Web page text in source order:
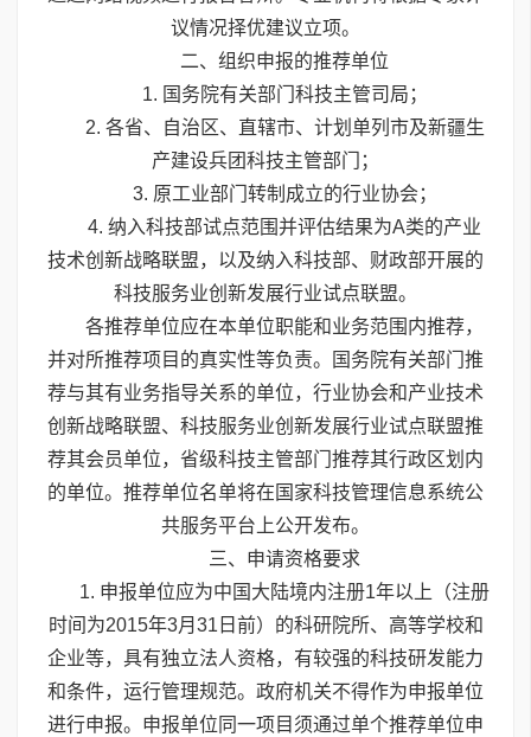
议情况择优建议立项。
二、组织申报的推荐单位
1. 国务院有关部门科技主管司局；
2. 各省、自治区、直辖市、计划单列市及新疆生
产建设兵团科技主管部门；
3. 原工业部门转制成立的行业协会；
4. 纳入科技部试点范围并评估结果为A类的产业
技术创新战略联盟，以及纳入科技部、财政部开展的
科技服务业创新发展行业试点联盟。
各推荐单位应在本单位职能和业务范围内推荐，
并对所推荐项目的真实性等负责。国务院有关部门推
荐与其有业务指导关系的单位，行业协会和产业技术
创新战略联盟、科技服务业创新发展行业试点联盟推
荐其会员单位，省级科技主管部门推荐其行政区划内
的单位。推荐单位名单将在国家科技管理信息系统公
共服务平台上公开发布。
三、申请资格要求
1. 申报单位应为中国大陆境内注册1年以上（注册
时间为2015年3月31日前）的科研院所、高等学校和
企业等，具有独立法人资格，有较强的科技研发能力
和条件，运行管理规范。政府机关不得作为申报单位
进行申报。申报单位同一项目须通过单个推荐单位申